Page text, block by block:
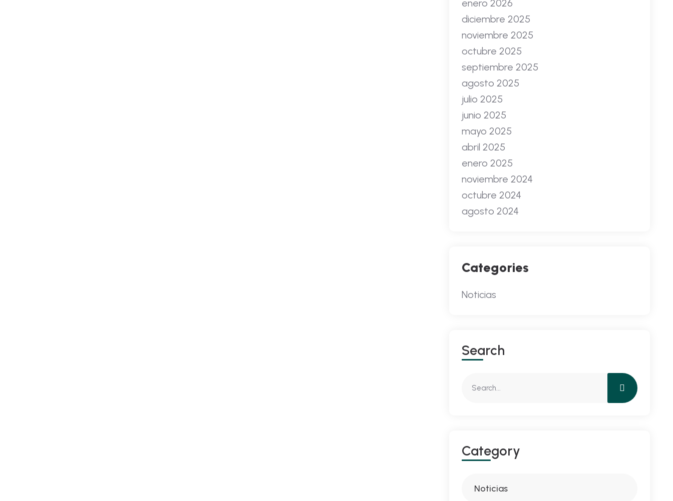
enero 2026
diciembre 2025
noviembre 2025
octubre 2025
septiembre 2025
agosto 2025
julio 2025
junio 2025
mayo 2025
abril 2025
enero 2025
noviembre 2024
octubre 2024
agosto 2024
Categories
Noticias
Search
Category
Noticias